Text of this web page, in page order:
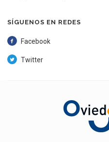
SÍGUENOS EN REDES
Facebook
Twitter